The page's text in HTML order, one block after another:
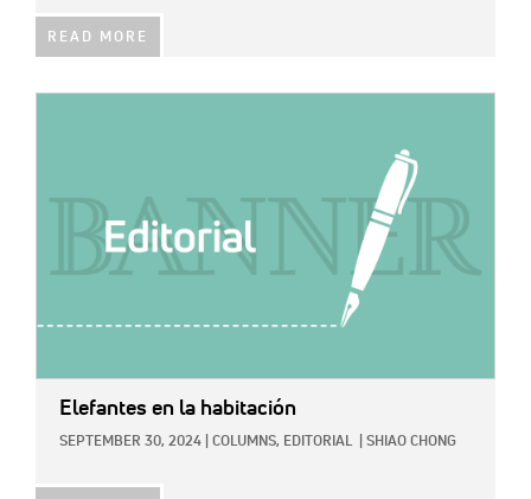
READ MORE
Elefantes en la habitación
SEPTEMBER 30, 2024 COLUMNS, EDITORIAL SHIAO CHONG